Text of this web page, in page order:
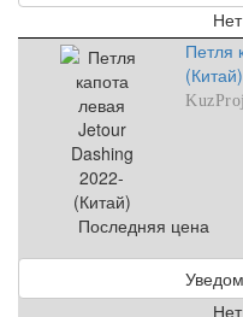
Петля
(Китай)
Последняя цена